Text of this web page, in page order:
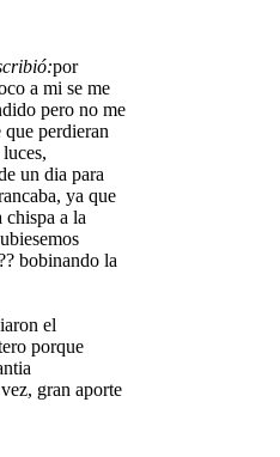
por
a mi se me
pero no me
que perdieran
un dia para
ya que
chispa a la
bobinando la
el
porque
gran aporte